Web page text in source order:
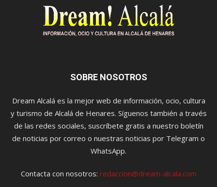
SOBRE NOSOTROS
Dream Alcalá es la mejor web de información, ocio, cultura
y turismo de Alcalá de Henares. Síguenos también a través
de las redes sociales, suscríbete gratis a nuestro boletín
de noticias por correo o nuestras noticias por Telegram o
WhatsApp.
Contacta con nosotros: redaccion@dream-alcala.com